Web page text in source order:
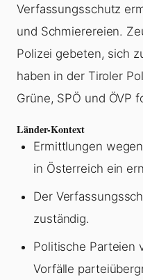
Verfassungsschutz
und Schmierereien.
Polizei gebeten, sich
haben in der Tiroler
Grüne, SPÖ und ÖVP
Länder-Kontext
Ermittlungen
in Österreich ein
Der
zuständig.
Politische Parteien
Vorfälle